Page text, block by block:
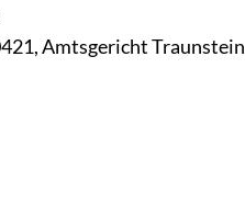
Amtsgericht Traunstein